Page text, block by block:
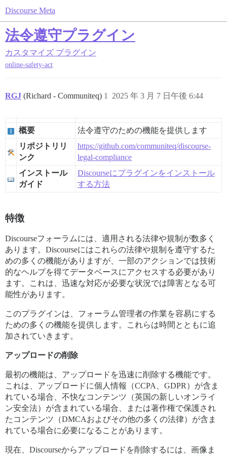
Discourse Meta
法令遵守プラグイン
カスタマイズ プラグイン
online-safety-act
RGJ (Richard - Communiteq) 2025 年 3 月 7 日午後 6:44
1
概要
法令遵守のための機能を提供します
リポジトリリ
ンク
https://github.com/communiteq/discourse-
legal-compliance
インストール
ガイド
Discourseにプラグインをインストール
する方法
特徴
Discourseフォーラムには、適用される法律や規制が数多く
あります。Discourseにはこれらの法律や規制を遵守するた
めの多くの機能がありますが、一部のアクションでは技術
的なヘルプを得てデータベースにアクセスする必要があり
ます。これは、迅速な対応が必要な状況では障害となる可
能性があります。
このプラグインは、フォーラム管理者の作業を容易にする
ための多くの機能を提供します。これらは時間とともに追
加されていきます。
アップロードの削除
最初の機能は、アップロードを迅速に削除する機能です。
これは、アップロードに個人情報（CCPA、GDPR）が含ま
れている場合、不快なコンテンツ（英国の新しいオンライ
ン安全法）が含まれている場合、または著作権で保護され
たコンテンツ（DMCAおよびその他の多くの法律）が含ま
れている場合に必要になることがあります。
現在、Discourseからアップロードを削除するには、画像ま